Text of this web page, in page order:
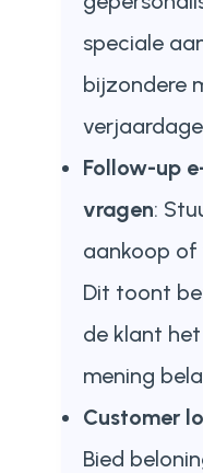
speciale
bijzondere
Follow-up
vragen:
aankoop
Dit toont
de klant
mening
Customer
Bied